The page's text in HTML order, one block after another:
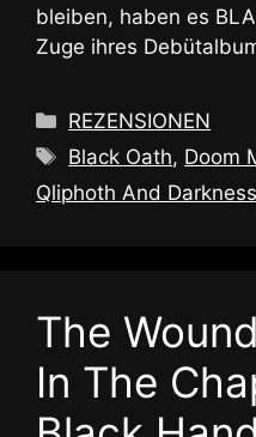
bleiben, haben es
Zuge ihres
Kategorien
REZENSIONEN
Schlagwörter
Black Oath, Doom
Qliphoth And Darkness
The
In The